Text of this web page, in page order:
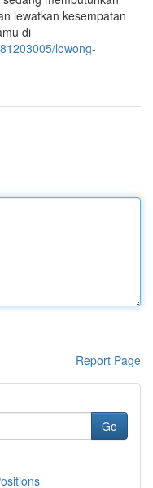
lewatkan kesempatan
di
lowong-
Report Page
Go